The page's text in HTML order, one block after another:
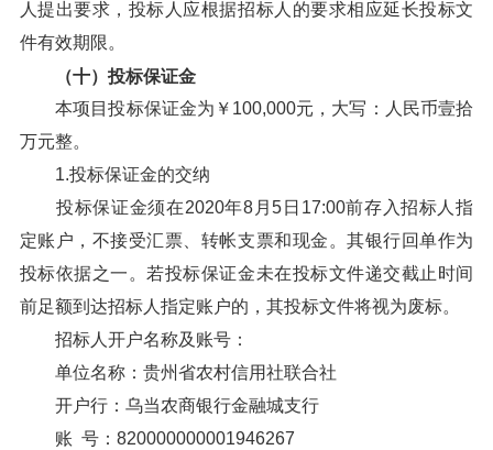
人提出要求，投标人应根据招标人的要求相应延长投标文
件有效期限。
（十）投标保证金
本项目投标保证金为￥100,000元，大写：人民币壹拾
万元整。
1.投标保证金的交纳
投标保证金须在2020年8月5日17:00前存入招标人指
定账户，不接受汇票、转帐支票和现金。其银行回单作为
投标依据之一。若投标保证金未在投标文件递交截止时间
前足额到达招标人指定账户的，其投标文件将视为废标。
招标人开户名称及账号：
单位名称：贵州省农村信用社联合社
开户行：乌当农商银行金融城支行
账 号：820000000001946267